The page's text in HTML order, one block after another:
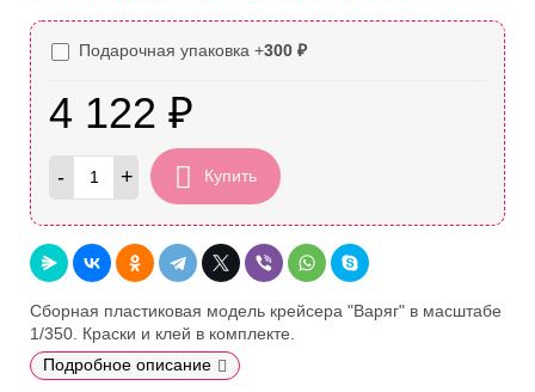
Подарочная упаковка +300 ₽
4 122 ₽
- + Купить
Сборная пластиковая модель крейсера "Варяг" в масштабе
1/350. Краски и клей в комплекте.
Подробное описание